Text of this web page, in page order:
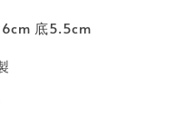
底5.5cm